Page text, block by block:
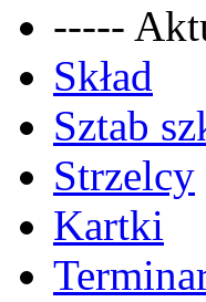
-----
Skład
Sztab
Strzelcy
Kartki